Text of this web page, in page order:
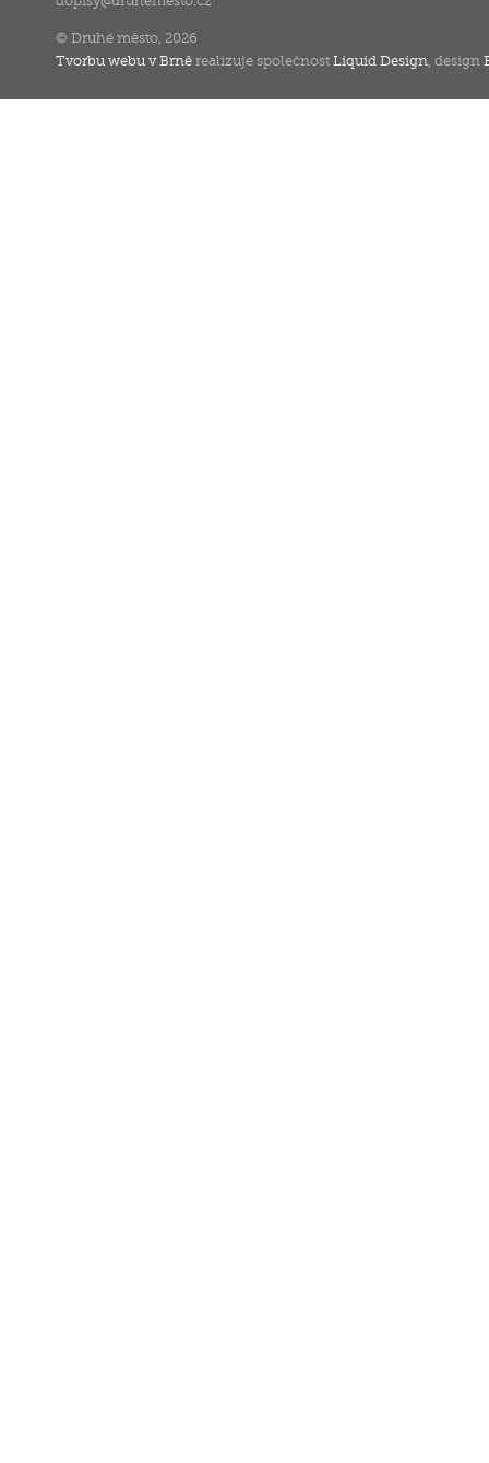
© Druhé město, 2026
Tvorbu webu v Brně realizuje společnostLiquid Design , design